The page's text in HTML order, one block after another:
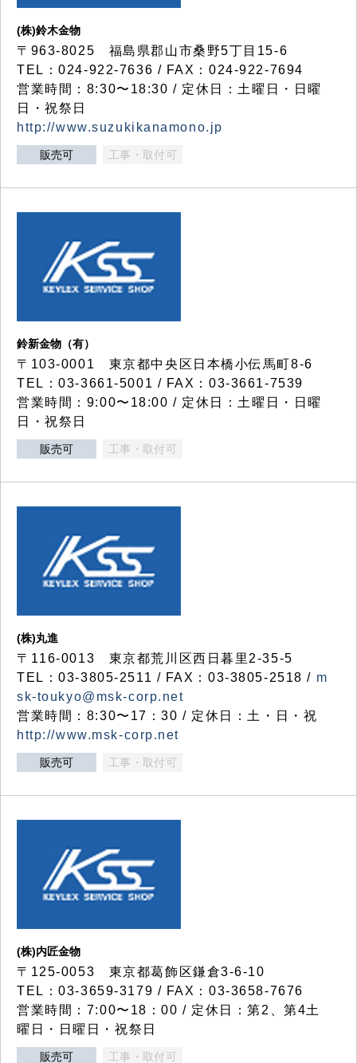
(株)鈴木金物
〒963-8025 福島県郡山市桑野5丁目15-6
TEL：024-922-7636 / FAX：024-922-7694
営業時間：8:30〜18:30 / 定休日：土曜日・日曜
日・祝祭日
http://www.suzukikanamono.jp
販売可 工事・取付可
鈴新金物（有）
〒103-0001 東京都中央区日本橋小伝馬町8-6
TEL：03-3661-5001 / FAX：03-3661-7539
営業時間：9:00〜18:00 / 定休日：土曜日・日曜
日・祝祭日
販売可 工事・取付可
(株)丸進
〒116-0013 東京都荒川区西日暮里2-35-5
TEL：03-3805-2511 / FAX：03-3805-2518 / m
sk-toukyo@msk-corp.net
営業時間：8:30〜17：30 / 定休日：土・日・祝
http://www.msk-corp.net
販売可 工事・取付可
(株)内匠金物
〒125-0053 東京都葛飾区鎌倉3-6-10
TEL：03-3659-3179 / FAX：03-3658-7676
営業時間：7:00〜18：00 / 定休日：第2、第4土
曜日・日曜日・祝祭日
販売可 工事・取付可